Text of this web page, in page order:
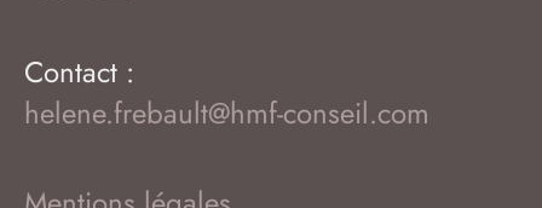
Contact :
helene.frebault@hmf-conseil.com